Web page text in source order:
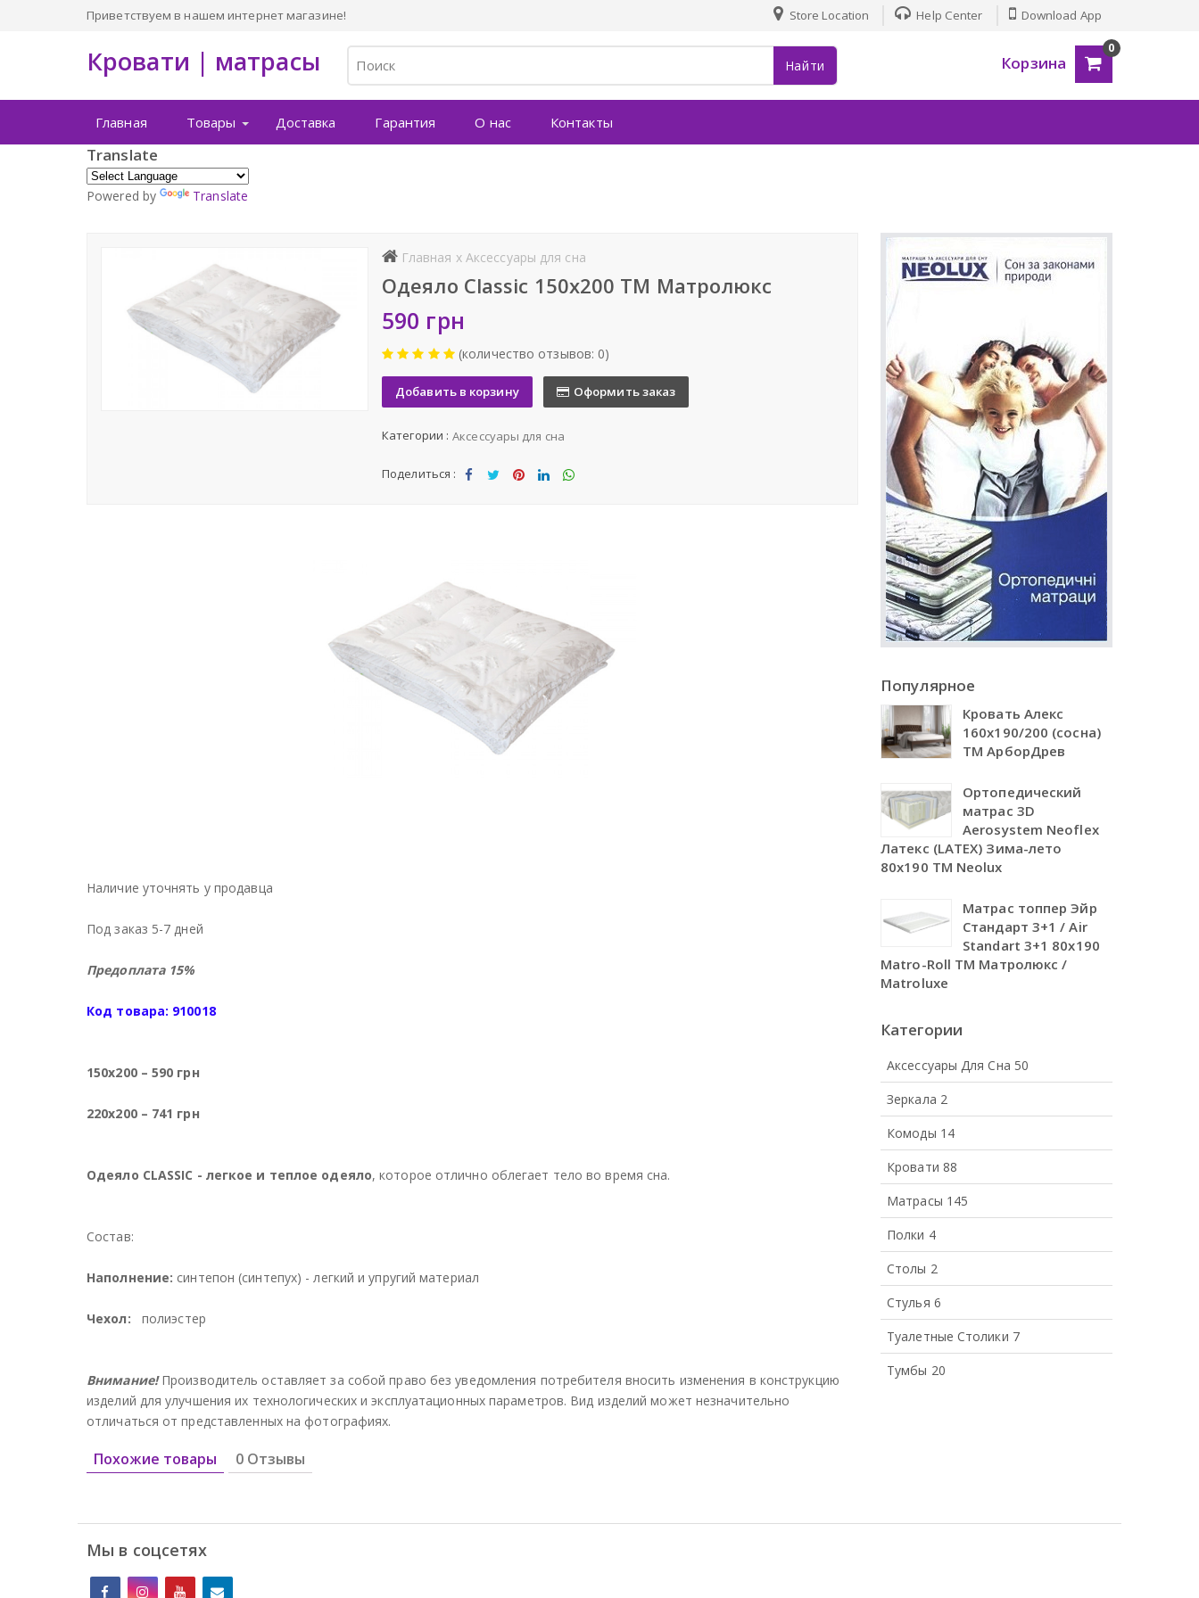
Приветствуем в нашем интернет магазине! Store Location Help Center Download App
Кровати | матрасы Найти Корзина
0
Главная Товары Доставка Гарантия О нас Контакты
Translate
Powered by Translate
Главная x Аксессуары для сна
Одеяло Classic 150х200 ТМ Матролюкс
590 грн
(количество отзывов: 0)
Добавить в корзину Оформить заказ
Категории : Аксессуары для сна
Поделиться :
Наличие уточнять у продавца
Под заказ 5-7 дней
Предоплата 15%
Код товара: 910018
150х200 – 590 грн
220х200 – 741 грн
Одеяло CLASSIC - легкое и теплое одеяло, которое отлично облегает тело во время сна.
Состав:
Наполнение: синтепон (синтепух) - легкий и упругий материал
Чехол: полиэстер
Внимание!Производитель оставляет за собой право без уведомления потребителя вносить изменения в конструкцию
изделий для улучшения их технологических и эксплуатационных параметров. Вид изделий может незначительно
отличаться от представленных на фотографиях.
Похожие товары 0 Отзывы
Популярное
Кровать Алекс
160х190/200 (сосна)
ТМ АрборДрев
Ортопедический
матрас 3D
Aerosystem Neoflex
Латекс (LATEX) Зима-лето
80х190 TM Neolux
Матрас топпер Эйр
Стандарт 3+1 / Air
Standart 3+1 80х190
Matro-Roll ТМ Матролюкс /
Matroluxe
Категории
Аксессуары Для Сна 50
Зеркала 2
Комоды 14
Кровати 88
Матрасы 145
Полки 4
Столы 2
Стулья 6
Туалетные Столики 7
Тумбы 20
Мы в соцсетях